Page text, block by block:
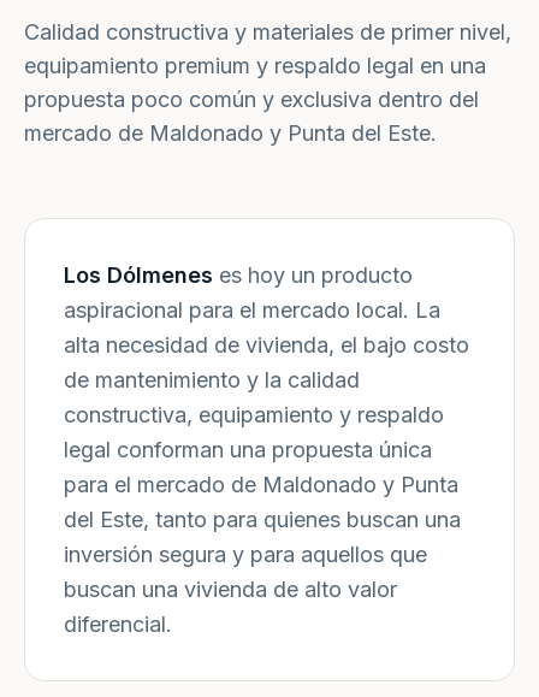
Calidad constructiva y materiales de primer nivel,
equipamiento premium y respaldo legal en una
propuesta poco común y exclusiva dentro del
mercado de Maldonado y Punta del Este.
Los Dólmenes es hoy un producto
aspiracional para el mercado local. La
alta necesidad de vivienda, el bajo costo
de mantenimiento y la calidad
constructiva, equipamiento y respaldo
legal conforman una propuesta única
para el mercado de Maldonado y Punta
del Este, tanto para quienes buscan una
inversión segura y para aquellos que
buscan una vivienda de alto valor
diferencial.